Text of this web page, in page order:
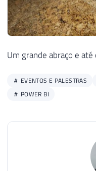
Um grande abraço e
EVENTOS E PALESTRAS
POWER BI